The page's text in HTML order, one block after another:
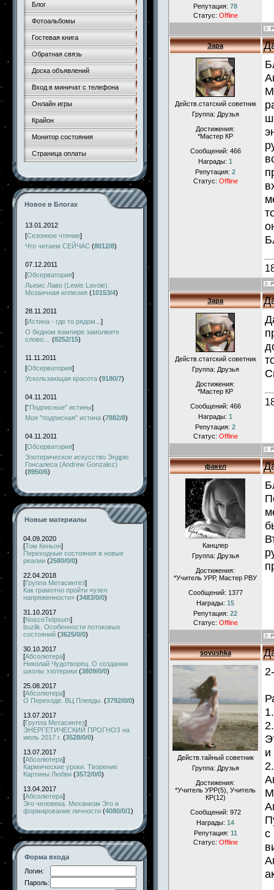
Блог
Фотоальбомы
Гостевая книга
Обратная связь
Доска объявлений
Вход в миничат с телефона
Онлайн игры
Крайон
Монитор состояния
Страница оплаты
Новое в Блогах
13.01.2012
[Сезонное чтение]
Что читаем СЕЙЧАС (8012/8)
07.12.2011
[Обсерватория]
Льюис Лаво (Lewis Lavoie).
Мозаичная иллюзия (10153/4)
28.11.2011
[Истина - где то рядом... ]
О бедном вампире замолвите
слово…
(8252/15)
11.11.2011
[Обсерватория]
Ускользающая красота (9180/7)
04.11.2011
["Подписные" истины]
Моя "подписная" истина (7882/8)
04.11.2011
[Обсерватория]
Эзотерическое искусство Эндрю
Гонсалеса (Andrew Gonzalez)
(8950/6)
Новые материалы
04.09.2020
[Том Кеньон]
Переходные состояния в новые
реалии (2580/0/0)
22.04.2018
[Группа Метасинтез]
Как грамотно пройти «узел
напряженности» (3483/0/0)
31.10.2017
[NosceTeIpsum]
buzlik. Особенности потоковых
состояний (3625/0/0)
30.10.2017
[Абсолютера]
Николай Чудотворец. О создании
школы эзотерики (3809/0/0)
25.08.2017
[Абсолютера]
О Переходе. ВЦ Плеяды. (3792/0/0)
13.07.2017
[Группа Метасинтез]
ЭНЕРГЕТИЧЕСКИЙ ПРОГНОЗ на
июль 2017 г. (3528/0/0)
13.07.2017
[Абсолютера]
Кармические уроки. Творение
Картины Любви (3572/0/0)
13.04.2017
[Абсолютера]
Эго человека. Механизм Эго и
формирование личности (4080/0/1)
Форма входа
Логин:
Пароль:
Репутация: 78
Статус: Offline
Зара
Действ.статский советник
Группа: Друзья
Достижения:
*Мастер КР
Сообщений: 466
Награды: 1
Репутация: 2
Статус: Offline
Зара
Действ.статский советник
Группа: Друзья
Достижения:
*Мастер КР
Сообщений: 466
Награды: 1
Репутация: 2
Статус: Offline
факел
Канцлер
Группа: Друзья
Достижения:
*Учитель УРР, Мастер РВУ
Сообщений: 1377
Награды: 15
Репутация: 22
Статус: Offline
sovushka
Действ.тайный советник
Группа: Друзья
Достижения:
*Учитель УРР(5), Учитель
КР(12)
Сообщений: 972
Награды: 14
Репутация: 11
Статус: Offline
и
с